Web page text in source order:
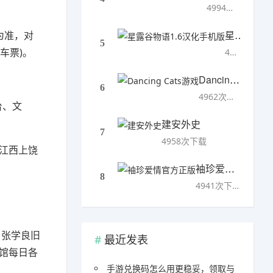
准，对
票)。
文
西上饶
学良旧
每日各
4994次下载
5
星露谷物语1.6汉化手机版
4993次下载
6
Dancing Cats游戏
4962次下载
7
建安外史
4958次下载
8
袖珍爱情官方正版
4941次下载
最近发表
手游兑换码怎么用更稳妥，领取与